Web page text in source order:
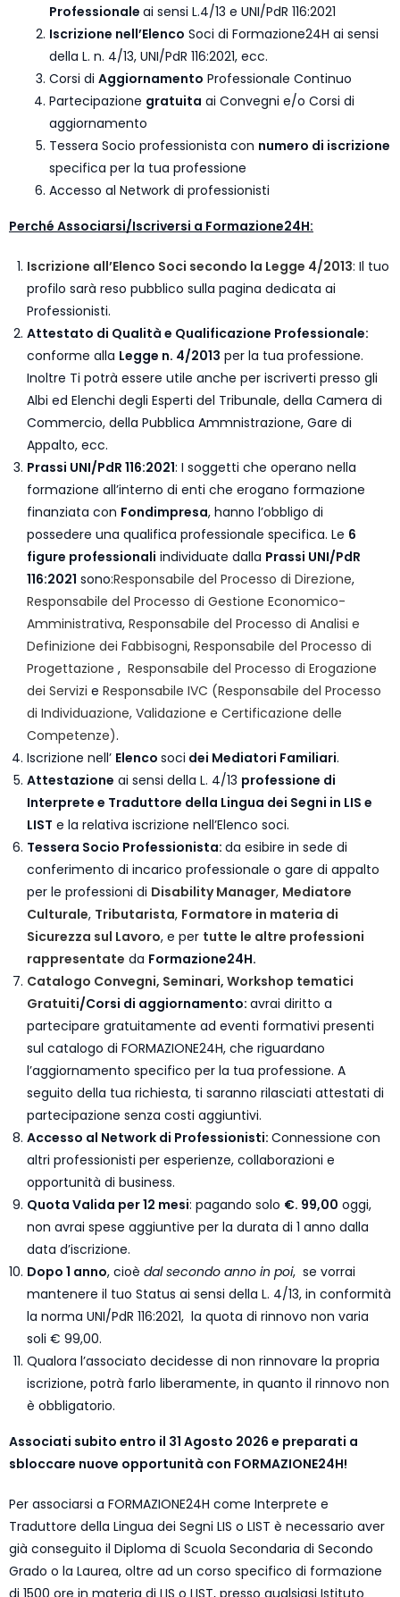
Professionale ai sensi L.4/13 e UNI/PdR 116:2021
Iscrizione nell’Elenco Soci di Formazione24H ai sensi
della L. n. 4/13, UNI/PdR 116:2021, ecc.
Corsi di Aggiornamento Professionale Continuo
Partecipazione gratuita ai Convegni e/o Corsi di
aggiornamento
Tessera Socio professionista con numero di iscrizione
specifica per la tua professione
Accesso al Network di professionisti
Perché Associarsi/Iscriversi a Formazione24H:
Iscrizione all’Elenco Soci secondo la Legge 4/2013: Il tuo
profilo sarà reso pubblico sulla pagina dedicata ai
Professionisti.
Attestato di Qualità e Qualificazione Professionale:
conforme alla Legge n. 4/2013 per la tua professione.
Inoltre Ti potrà essere utile anche per iscriverti presso gli
Albi ed Elenchi degli Esperti del Tribunale, della Camera di
Commercio, della Pubblica Ammnistrazione, Gare di
Appalto, ecc.
Prassi UNI/PdR 116:2021: I soggetti che operano nella
formazione all’interno di enti che erogano formazione
finanziata con Fondimpresa, hanno l’obbligo di
possedere una qualifica professionale specifica. Le 6
figure professionali individuate dalla Prassi UNI/PdR
116:2021 sono:Responsabile del Processo di Direzione,
Responsabile del Processo di Gestione Economico-
Amministrativa, Responsabile del Processo di Analisi e
Definizione dei Fabbisogni, Responsabile del Processo di
Progettazione , Responsabile del Processo di Erogazione
dei Servizi e Responsabile IVC (Responsabile del Processo
di Individuazione, Validazione e Certificazione delle
Competenze).
Iscrizione nell’ Elenco soci dei Mediatori Familiari.
Attestazione ai sensi della L. 4/13 professione di
Interprete e Traduttore della Lingua dei Segni in LIS e
LIST e la relativa iscrizione nell’Elenco soci.
Tessera Socio Professionista: da esibire in sede di
conferimento di incarico professionale o gare di appalto
per le professioni di Disability Manager, Mediatore
Culturale, Tributarista, Formatore in materia di
Sicurezza sul Lavoro, e per tutte le altre professioni
rappresentate da Formazione24H.
Catalogo Convegni, Seminari, Workshop tematici
Gratuiti/Corsi di aggiornamento: avrai diritto a
partecipare gratuitamente ad eventi formativi presenti
sul catalogo di FORMAZIONE24H, che riguardano
l’aggiornamento specifico per la tua professione. A
seguito della tua richiesta, ti saranno rilasciati attestati di
partecipazione senza costi aggiuntivi.
Accesso al Network di Professionisti: Connessione con
altri professionisti per esperienze, collaborazioni e
opportunità di business.
Quota Valida per 12 mesi: pagando solo €. 99,00 oggi,
non avrai spese aggiuntive per la durata di 1 anno dalla
data d’iscrizione.
Dopo 1 anno, cioè dal secondo anno in poi, se vorrai
mantenere il tuo Status ai sensi della L. 4/13, in conformità
la norma UNI/PdR 116:2021, la quota di rinnovo non varia
soli € 99,00.
Qualora l’associato decidesse di non rinnovare la propria
iscrizione, potrà farlo liberamente, in quanto il rinnovo non
è obbligatorio.
Associati subito entro il 31 Agosto 2026 e preparati a
sbloccare nuove opportunità con FORMAZIONE24H!
Per associarsi a FORMAZIONE24H come Interprete e
Traduttore della Lingua dei Segni LIS o LIST è necessario aver
già conseguito il Diploma di Scuola Secondaria di Secondo
Grado o la Laurea, oltre ad un corso specifico di formazione
di 1500 ore in materia di LIS o LIST, presso qualsiasi Istituto